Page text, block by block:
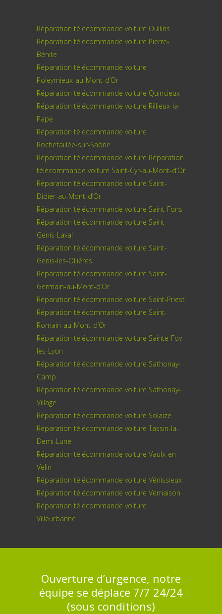
Réparation télécommande voiture Oullins
Réparation télécommande voiture Pierre-
Bénite
Réparation télécommande voiture
Poleymieux-au-Mont-d’Or
Réparation télécommande voiture Quincieux
Réparation télécommande voiture Rillieux-la-
Pape
Réparation télécommande voiture
Rochetaillée-sur-Saône
Réparation télécommande voiture Réparation
télécommande voiture Saint-Cyr-au-Mont-d’Or
Réparation télécommande voiture Saint-
Didier-au-Mont-d’Or
Réparation télécommande voiture Saint-Fons
Réparation télécommande voiture Saint-
Genis-Laval
Réparation télécommande voiture Saint-
Genis-les-Ollières
Réparation télécommande voiture Saint-
Germain-au-Mont-d’Or
Réparation télécommande voiture Saint-Priest
Réparation télécommande voiture Saint-
Romain-au-Mont-d’Or
Réparation télécommande voiture Sainte-Foy-
lès-Lyon
Réparation télécommande voiture Sathonay-
Camp
Réparation télécommande voiture Sathonay-
Village
Réparation télécommande voiture Solaize
Réparation télécommande voiture Tassin-la-
Demi-Lune
Réparation télécommande voiture Vaulx-en-
Velin
Réparation télécommande voiture Vénissieux
Réparation télécommande voiture Vernaison
Réparation télécommande voiture
Villeurbanne
Ouverture d’urgence, notre
équipe se déplace 7/7 24/24
(sous conditions)